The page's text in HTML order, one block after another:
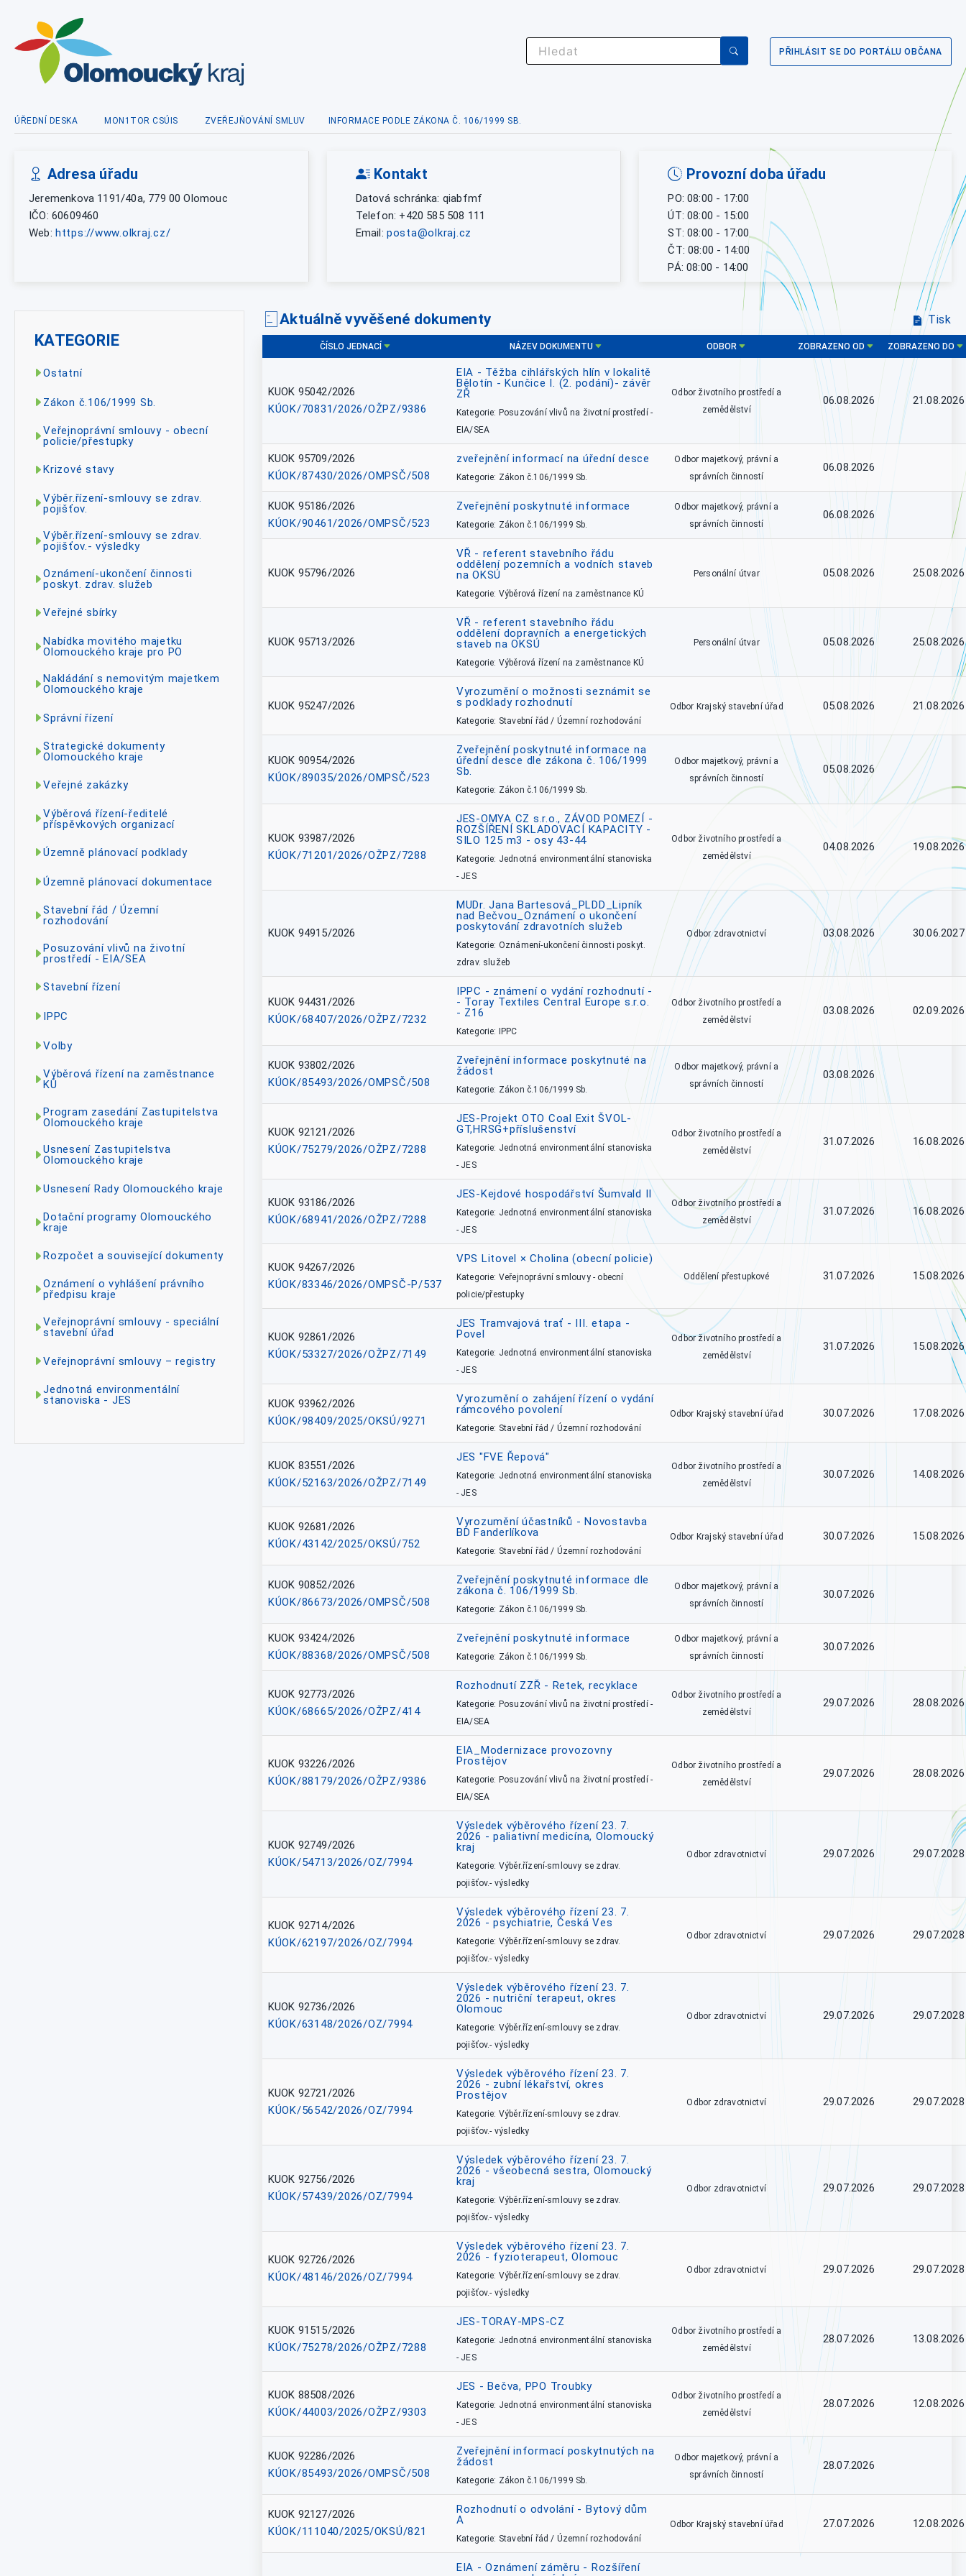
PŘIHLÁSIT SE DO PORTÁLU OBČANA
ÚŘEDNÍ DESKA MON1TOR CSÚIS ZVEŘEJŇOVÁNÍ SMLUV INFORMACE PODLE ZÁKONA Č. 106/1999 SB.
Adresa úřadu
Jeremenkova 1191/40a, 779 00 Olomouc
IČO: 60609460
Web: https://www.olkraj.cz/
Kontakt
Datová schránka: qiabfmf
Telefon: +420 585 508 111
Email: posta@olkraj.cz
Provozní doba úřadu
PO: 08:00 - 17:00
ÚT: 08:00 - 15:00
ST: 08:00 - 17:00
ČT: 08:00 - 14:00
PÁ: 08:00 - 14:00
KATEGORIE
Ostatní
Zákon č.106/1999 Sb.
Veřejnoprávní smlouvy - obecní
policie/přestupky
Krizové stavy
Výběr.řízení-smlouvy se zdrav.
pojišťov.
Výběr.řízení-smlouvy se zdrav.
pojišťov.- výsledky
Oznámení-ukončení činnosti
poskyt. zdrav. služeb
Veřejné sbírky
Nabídka movitého majetku
Olomouckého kraje pro PO
Nakládání s nemovitým majetkem
Olomouckého kraje
Správní řízení
Strategické dokumenty
Olomouckého kraje
Veřejné zakázky
Výběrová řízení-ředitelé
příspěvkových organizací
Územně plánovací podklady
Územně plánovací dokumentace
Stavební řád / Územní
rozhodování
Posuzování vlivů na životní
prostředí - EIA/SEA
Stavební řízení
IPPC
Volby
Výběrová řízení na zaměstnance
KÚ
Program zasedání Zastupitelstva
Olomouckého kraje
Usnesení Zastupitelstva
Olomouckého kraje
Usnesení Rady Olomouckého kraje
Dotační programy Olomouckého
kraje
Rozpočet a související dokumenty
Oznámení o vyhlášení právního
předpisu kraje
Veřejnoprávní smlouvy - speciální
stavební úřad
Veřejnoprávní smlouvy – registry
Jednotná environmentální
stanoviska - JES
Aktuálně vyvěšené dokumenty Tisk
ČÍSLO JEDNACÍ NÁZEV DOKUMENTU ODBOR ZOBRAZENO OD ZOBRAZENO DO
KUOK 95042/2026
KÚOK/70831/2026/OŽPZ/9386
EIA - Těžba cihlářských hlín v lokalitě
Bělotín - Kunčice I. (2. podání)- závěr
ZŘ
Kategorie: Posuzování vlivů na životní prostředí -
EIA/SEA
Odbor životního prostředí a
zemědělství
06.08.2026 21.08.2026
KUOK 95709/2026
KÚOK/87430/2026/OMPSČ/508
zveřejnění informací na úřední desce
Kategorie: Zákon č.106/1999 Sb.
Odbor majetkový, právní a
správních činností
06.08.2026
KUOK 95186/2026
KÚOK/90461/2026/OMPSČ/523
Zveřejnění poskytnuté informace
Kategorie: Zákon č.106/1999 Sb.
Odbor majetkový, právní a
správních činností
06.08.2026
KUOK 95796/2026
VŘ - referent stavebního řádu
oddělení pozemních a vodních staveb
na OKSÚ
Kategorie: Výběrová řízení na zaměstnance KÚ
Personální útvar 05.08.2026 25.08.2026
KUOK 95713/2026
VŘ - referent stavebního řádu
oddělení dopravních a energetických
staveb na OKSÚ
Kategorie: Výběrová řízení na zaměstnance KÚ
Personální útvar 05.08.2026 25.08.2026
KUOK 95247/2026
Vyrozumění o možnosti seznámit se
s podklady rozhodnutí
Kategorie: Stavební řád / Územní rozhodování
Odbor Krajský stavební úřad 05.08.2026 21.08.2026
KUOK 90954/2026
KÚOK/89035/2026/OMPSČ/523
Zveřejnění poskytnuté informace na
úřední desce dle zákona č. 106/1999
Sb.
Kategorie: Zákon č.106/1999 Sb.
Odbor majetkový, právní a
správních činností
05.08.2026
KUOK 93987/2026
KÚOK/71201/2026/OŽPZ/7288
JES-OMYA CZ s.r.o., ZÁVOD POMEZÍ -
ROZŠÍŘENÍ SKLADOVACÍ KAPACITY -
SILO 125 m3 - osy 43-44
Kategorie: Jednotná environmentální stanoviska
- JES
Odbor životního prostředí a
zemědělství
04.08.2026 19.08.2026
KUOK 94915/2026
MUDr. Jana Bartesová_PLDD_Lipník
nad Bečvou_Oznámení o ukončení
poskytování zdravotních služeb
Kategorie: Oznámení-ukončení činnosti poskyt.
zdrav. služeb
Odbor zdravotnictví 03.08.2026 30.06.2027
KUOK 94431/2026
KÚOK/68407/2026/OŽPZ/7232
IPPC - známení o vydání rozhodnutí -
- Toray Textiles Central Europe s.r.o.
- Z16
Kategorie: IPPC
Odbor životního prostředí a
zemědělství
03.08.2026 02.09.2026
KUOK 93802/2026
KÚOK/85493/2026/OMPSČ/508
Zveřejnění informace poskytnuté na
žádost
Kategorie: Zákon č.106/1999 Sb.
Odbor majetkový, právní a
správních činností
03.08.2026
KUOK 92121/2026
KÚOK/75279/2026/OŽPZ/7288
JES-Projekt OTO Coal Exit ŠVOL-
GT,HRSG+příslušenství
Kategorie: Jednotná environmentální stanoviska
- JES
Odbor životního prostředí a
zemědělství
31.07.2026 16.08.2026
KUOK 93186/2026
KÚOK/68941/2026/OŽPZ/7288
JES-Kejdové hospodářství Šumvald II
Kategorie: Jednotná environmentální stanoviska
- JES
Odbor životního prostředí a
zemědělství
31.07.2026 16.08.2026
KUOK 94267/2026
KÚOK/83346/2026/OMPSČ-P/537
VPS Litovel × Cholina (obecní policie)
Kategorie: Veřejnoprávní smlouvy - obecní
policie/přestupky
Oddělení přestupkové 31.07.2026 15.08.2026
KUOK 92861/2026
KÚOK/53327/2026/OŽPZ/7149
JES Tramvajová trať - III. etapa -
Povel
Kategorie: Jednotná environmentální stanoviska
- JES
Odbor životního prostředí a
zemědělství
31.07.2026 15.08.2026
KUOK 93962/2026
KÚOK/98409/2025/OKSÚ/9271
Vyrozumění o zahájení řízení o vydání
rámcového povolení
Kategorie: Stavební řád / Územní rozhodování
Odbor Krajský stavební úřad 30.07.2026 17.08.2026
KUOK 83551/2026
KÚOK/52163/2026/OŽPZ/7149
JES "FVE Řepová"
Kategorie: Jednotná environmentální stanoviska
- JES
Odbor životního prostředí a
zemědělství
30.07.2026 14.08.2026
KUOK 92681/2026
KÚOK/43142/2025/OKSÚ/752
Vyrozumění účastníků - Novostavba
BD Fanderlíkova
Kategorie: Stavební řád / Územní rozhodování
Odbor Krajský stavební úřad 30.07.2026 15.08.2026
KUOK 90852/2026
KÚOK/86673/2026/OMPSČ/508
Zveřejnění poskytnuté informace dle
zákona č. 106/1999 Sb.
Kategorie: Zákon č.106/1999 Sb.
Odbor majetkový, právní a
správních činností
30.07.2026
KUOK 93424/2026
KÚOK/88368/2026/OMPSČ/508
Zveřejnění poskytnuté informace
Kategorie: Zákon č.106/1999 Sb.
Odbor majetkový, právní a
správních činností
30.07.2026
KUOK 92773/2026
KÚOK/68665/2026/OŽPZ/414
Rozhodnutí ZZŘ - Retek, recyklace
Kategorie: Posuzování vlivů na životní prostředí -
EIA/SEA
Odbor životního prostředí a
zemědělství
29.07.2026 28.08.2026
KUOK 93226/2026
KÚOK/88179/2026/OŽPZ/9386
EIA_Modernizace provozovny
Prostějov
Kategorie: Posuzování vlivů na životní prostředí -
EIA/SEA
Odbor životního prostředí a
zemědělství
29.07.2026 28.08.2026
KUOK 92749/2026
KÚOK/54713/2026/OZ/7994
Výsledek výběrového řízení 23. 7.
2026 - paliativní medicína, Olomoucký
kraj
Kategorie: Výběr.řízení-smlouvy se zdrav.
pojišťov.- výsledky
Odbor zdravotnictví 29.07.2026 29.07.2028
KUOK 92714/2026
KÚOK/62197/2026/OZ/7994
Výsledek výběrového řízení 23. 7.
2026 - psychiatrie, Česká Ves
Kategorie: Výběr.řízení-smlouvy se zdrav.
pojišťov.- výsledky
Odbor zdravotnictví 29.07.2026 29.07.2028
KUOK 92736/2026
KÚOK/63148/2026/OZ/7994
Výsledek výběrového řízení 23. 7.
2026 - nutriční terapeut, okres
Olomouc
Kategorie: Výběr.řízení-smlouvy se zdrav.
pojišťov.- výsledky
Odbor zdravotnictví 29.07.2026 29.07.2028
KUOK 92721/2026
KÚOK/56542/2026/OZ/7994
Výsledek výběrového řízení 23. 7.
2026 - zubní lékařství, okres
Prostějov
Kategorie: Výběr.řízení-smlouvy se zdrav.
pojišťov.- výsledky
Odbor zdravotnictví 29.07.2026 29.07.2028
KUOK 92756/2026
KÚOK/57439/2026/OZ/7994
Výsledek výběrového řízení 23. 7.
2026 - všeobecná sestra, Olomoucký
kraj
Kategorie: Výběr.řízení-smlouvy se zdrav.
pojišťov.- výsledky
Odbor zdravotnictví 29.07.2026 29.07.2028
KUOK 92726/2026
KÚOK/48146/2026/OZ/7994
Výsledek výběrového řízení 23. 7.
2026 - fyzioterapeut, Olomouc
Kategorie: Výběr.řízení-smlouvy se zdrav.
pojišťov.- výsledky
Odbor zdravotnictví 29.07.2026 29.07.2028
KUOK 91515/2026
KÚOK/75278/2026/OŽPZ/7288
JES-TORAY-MPS-CZ
Kategorie: Jednotná environmentální stanoviska
- JES
Odbor životního prostředí a
zemědělství
28.07.2026 13.08.2026
KUOK 88508/2026
KÚOK/44003/2026/OŽPZ/9303
JES - Bečva, PPO Troubky
Kategorie: Jednotná environmentální stanoviska
- JES
Odbor životního prostředí a
zemědělství
28.07.2026 12.08.2026
KUOK 92286/2026
KÚOK/85493/2026/OMPSČ/508
Zveřejnění informací poskytnutých na
žádost
Kategorie: Zákon č.106/1999 Sb.
Odbor majetkový, právní a
správních činností
28.07.2026
KUOK 92127/2026
KÚOK/111040/2025/OKSÚ/821
Rozhodnutí o odvolání - Bytový dům
A
Kategorie: Stavební řád / Územní rozhodování
Odbor Krajský stavební úřad 27.07.2026 12.08.2026
EIA - Oznámení záměru - Rozšíření